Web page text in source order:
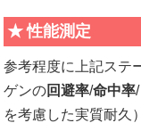
性能測定
参考程度に上記ステ
ゲンの回避率/命中率/
を考慮した実質耐久